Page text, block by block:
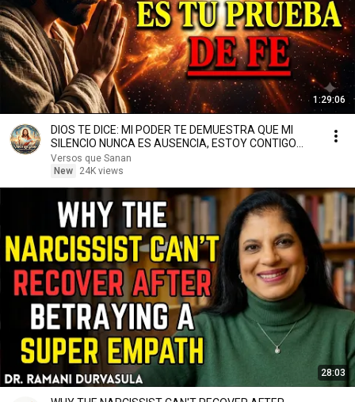
1:29:06
DIOS TE DICE: MI PODER TE DEMUESTRA QUE MI
SILENCIO NUNCA ES AUSENCIA, ESTOY CONTIGO
SIEMPRE
Versos que Sanan
New
24K views
28:03